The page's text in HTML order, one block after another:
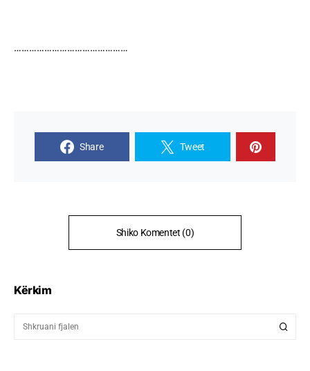
………………………………………
Share Tweet
Shiko Komentet (0)
Kërkim